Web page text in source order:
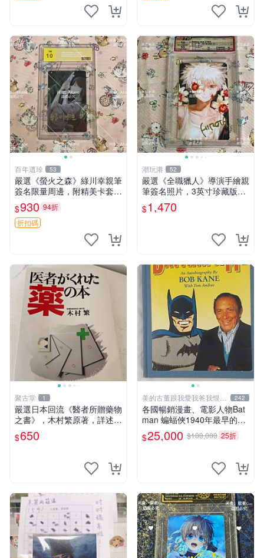
百年遺珍 53
嚴選《螢火之森》綠川幸親筆
簽名限量周邊，附精美卡套收
藏 螢火之森 親筆簽名 周邊收
藏
$930 94折
折扣碼
潮玩港 52
嚴選《全職獵人》導演手繪親
筆簽名照片，3英寸珍藏版周
邊 HUNTER×HUNTER 罕見
收藏 親筆簽名周邊 尤利
$1,470
聚古堂 1
嚴選日本回流《醫者所贈藥物
之書》，木村繁原著，詳述藥
物相互作用 薬物 相互作用 医
療
$650
美的古董跟我愛我爸我恨壞
人
242
各國暢銷漫畫、電影人物Bat
man 蝙蝠俠1940年最早的創
作者，這本書是Batman and
me 是Bob Kane 1990年出的
$25,000 $100,000 25折